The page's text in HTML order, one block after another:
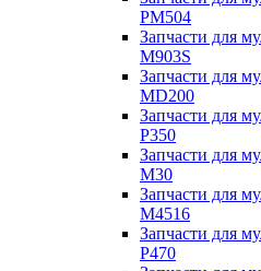
PM504
Запчасти для
M903S
Запчасти для
MD200
Запчасти для
P350
Запчасти для
M30
Запчасти для
M4516
Запчасти для
P470